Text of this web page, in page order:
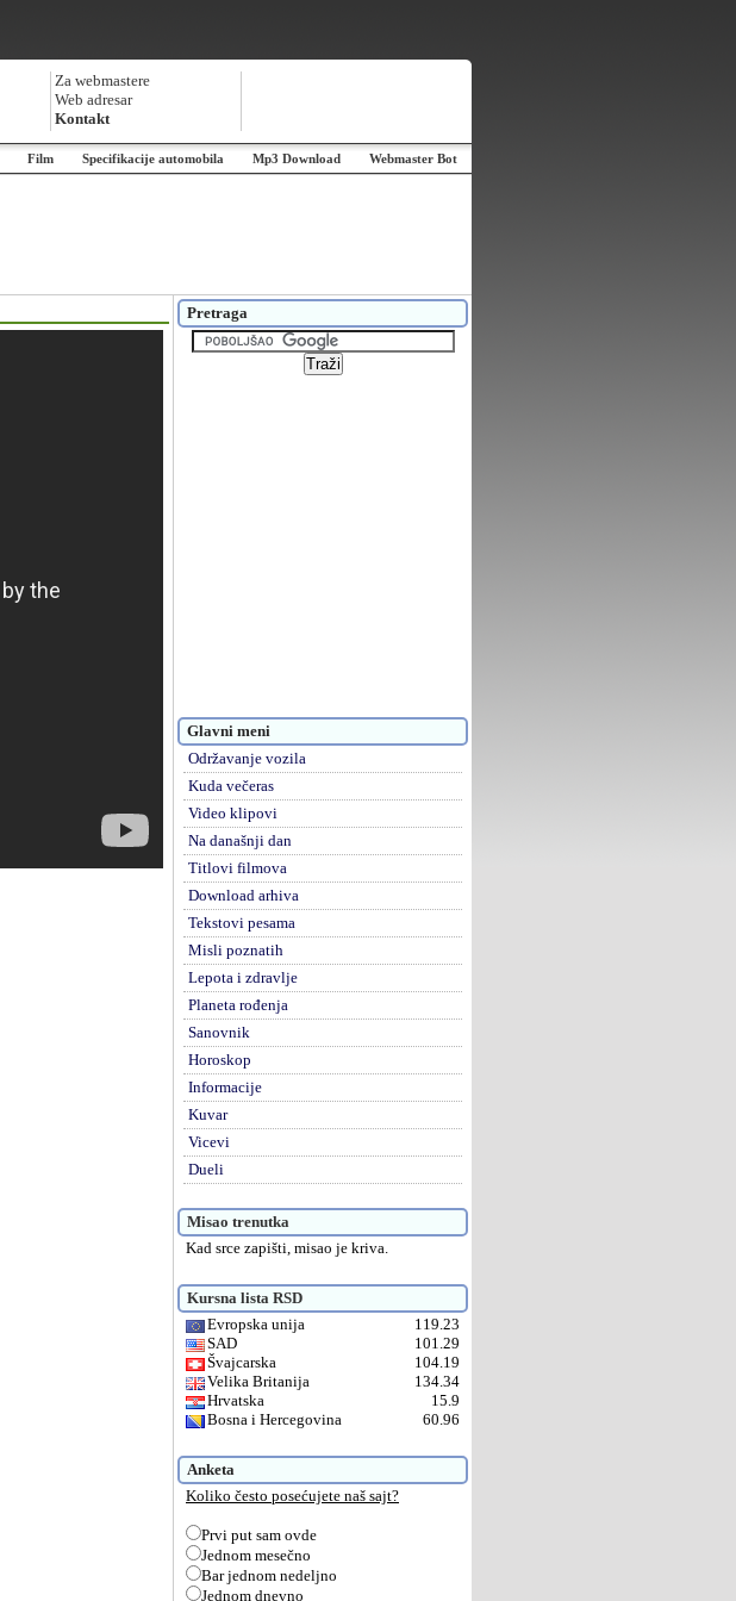
Za webmastere
Web adresar
Kontakt
Film Specifikacije automobila Mp3 Download Webmaster Bot
Pretraga
Glavni meni
Održavanje vozila
Kuda večeras
Video klipovi
Na današnji dan
Titlovi filmova
Download arhiva
Tekstovi pesama
Misli poznatih
Lepota i zdravlje
Planeta rođenja
Sanovnik
Horoskop
Informacije
Kuvar
Vicevi
Dueli
Misao trenutka
Kad srce zapišti, misao je kriva.
Kursna lista RSD
Evropska unija
119.23
SAD
101.29
Švajcarska
104.19
Velika Britanija
134.34
Hrvatska
15.9
Bosna i Hercegovina
60.96
Anketa
Koliko često posećujete naš sajt?
Prvi put sam ovde
Jednom mesečno
Bar jednom nedeljno
Jednom dnevno